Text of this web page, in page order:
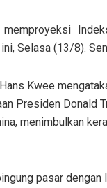
Selasa (13/8).
Kwee
Presiden Donald
menimbulkan
pasar